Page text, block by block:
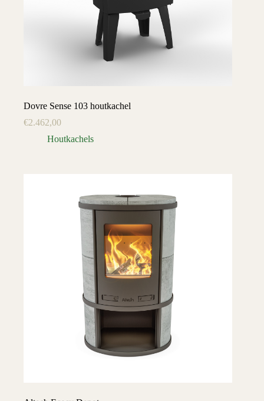
Dovre Sense 103 houtkachel
€2.462,00
Houtkachels